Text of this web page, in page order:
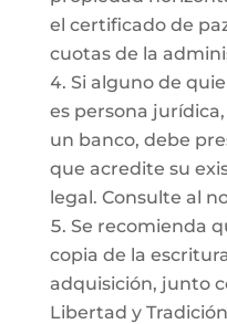
el certificado de
cuotas de la
Si alguno de
es persona
un banco, debe
que acredite su
legal. Consulte al
Se recomienda
copia de la
adquisición, junto
Libertad y